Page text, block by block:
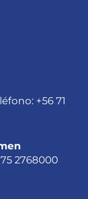
+56 71
2768000